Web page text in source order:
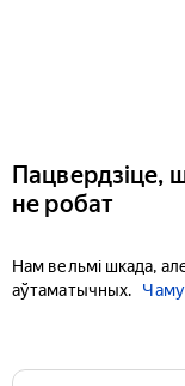
Пацвердзіце,
не робат
Нам вельмі шкада,
аўтаматычных.
Чаму